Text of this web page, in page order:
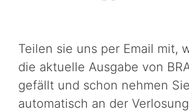
Teilen sie uns per Email mit,
die aktuelle Ausgabe von
gefällt und schon nehmen Sie
automatisch an der